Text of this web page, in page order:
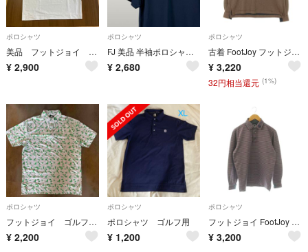
ポロシャツ
美品 フットジョイ ゴルフ メンズポロシャツ Mサイズ
¥ 2,900
ポロシャツ
FJ 美品 半袖ポロシャツ ゴルフ 黒 市松模様 前立て L相当 0192
¥ 2,680
ポロシャツ
古着 FootJoy フットジョイ ワンポイントロゴ 長袖 ボタンダウン ポロシャツ L ブラウン メンズ
¥ 3,220
32円相当還元 (1%)
ポロシャツ
フットジョイ ゴルフシャツ XL
¥ 2,200
ポロシャツ
ポロシャツ ゴルフ用
¥ 1,200
ポロシャツ
フットジョイ FootJoy ポロシャツ 長袖 ボーダー M グレー レッド
¥ 3,200